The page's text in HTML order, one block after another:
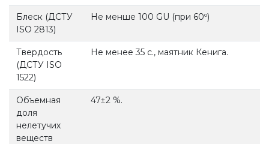
Блеск (ДСТУ
ISO 2813)
Не менше 100 GU (при 60º)
Твердость
(ДСТУ ISO
1522)
Не менее 35 с., маятник Кенига.
Объемная
доля
нелетучих
веществ
47±2 %.